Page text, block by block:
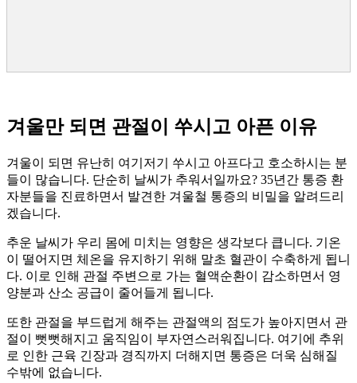
겨울만 되면 관절이 쑤시고 아픈 이유
겨울이 되면 유난히 여기저기 쑤시고 아프다고 호소하시는 분
들이 많습니다. 단순히 날씨가 추워서일까요? 35년간 통증 환
자분들을 진료하면서 발견한 겨울철 통증의 비밀을 알려드리
겠습니다.
추운 날씨가 우리 몸에 미치는 영향은 생각보다 큽니다. 기온
이 떨어지면 체온을 유지하기 위해 말초 혈관이 수축하게 됩니
다. 이로 인해 관절 주변으로 가는 혈액순환이 감소하면서 영
양분과 산소 공급이 줄어들게 됩니다.
또한 관절을 부드럽게 해주는 관절액의 점도가 높아지면서 관
절이 뻣뻣해지고 움직임이 부자연스러워집니다. 여기에 추위
로 인한 근육 긴장과 경직까지 더해지면 통증은 더욱 심해질
수밖에 없습니다.